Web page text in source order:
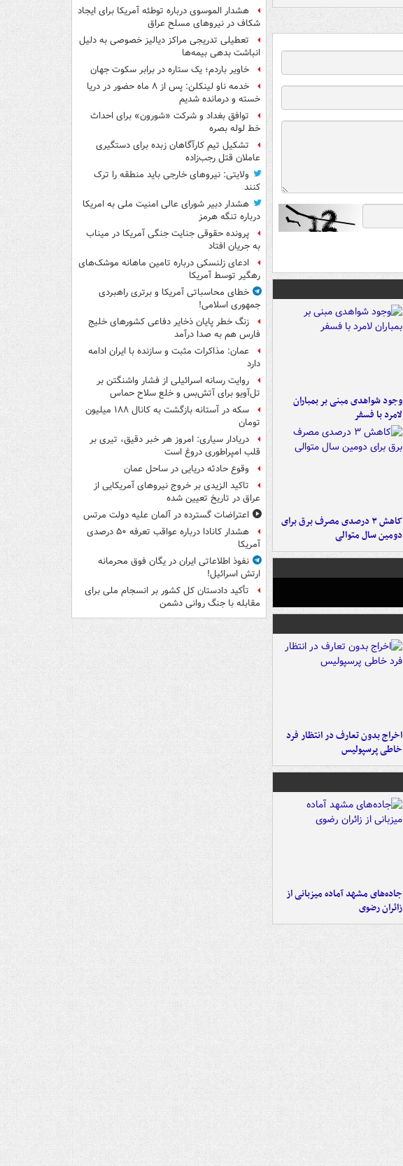
وجود شواهدی مبنی بر بمباران
لامرد با فسفر
کاهش ۳ درصدی مصرف برق برای
دومین سال متوالی
اخراج بدون تعارف در انتظار فرد
خاطی پرسپولیس
جاده‌های مشهد آماده میزبانی از
زائران رضوی
هشدار الموسوی درباره توطئه آمریکا برای ایجاد
شکاف در نیروهای مسلح عراق
تعطیلی تدریجی مراکز دیالیز خصوصی به دلیل
انباشت بدهی بیمه‌ها
خاویر باردم؛ یک ستاره در برابر سکوت جهان
خدمه ناو لینکلن: پس از ۸ ماه حضور در دریا
خسته و درمانده‌ شدیم
توافق بغداد و شرکت «شورون» برای احداث
خط لوله بصره
تشکیل تیم کارآگاهان زبده برای دستگیری
عاملان قتل رجب‌زاده
ولایتی: نیروهای خارجی باید منطقه را ترک
کنند
هشدار دبیر شورای عالی امنیت ملی به امریکا
درباره تنگه هرمز
پرونده حقوقی جنایت جنگی آمریکا در میناب
به جریان افتاد
ادعای زلنسکی درباره تامین ماهانه موشک‌های
رهگیر توسط آمریکا
خطای محاسباتی آمریکا و برتری راهبردی
جمهوری اسلامی!
زنگ خطر پایان ذخایر دفاعی کشورهای خلیج
فارس هم به صدا درآمد
عمان: مذاکرات مثبت و سازنده با ایران ادامه
دارد
روایت رسانه اسرائیلی از فشار واشنگتن بر
تل‌آویو برای آتش‌بس و خلع سلاح حماس
سکه در آستانه بازگشت به کانال ۱۸۸ میلیون
تومان
دریادار سیاری: امروز هر خبر دقیق، تیری بر
قلب امپراطوری دروغ است
وقوع حادثه دریایی در ساحل عمان
تاکید الزیدی بر خروج نیروهای آمریکایی از
عراق در تاریخ تعیین شده
اعتراضات گسترده در آلمان علیه دولت مرتس
هشدار کانادا درباره عواقب تعرفه ۵۰ درصدی
آمریکا
نفوذ اطلاعاتی ایران در یگان فوق محرمانه
ارتش اسرائیل!
تأکید دادستان کل کشور بر انسجام ملی برای
مقابله با جنگ روانی دشمن